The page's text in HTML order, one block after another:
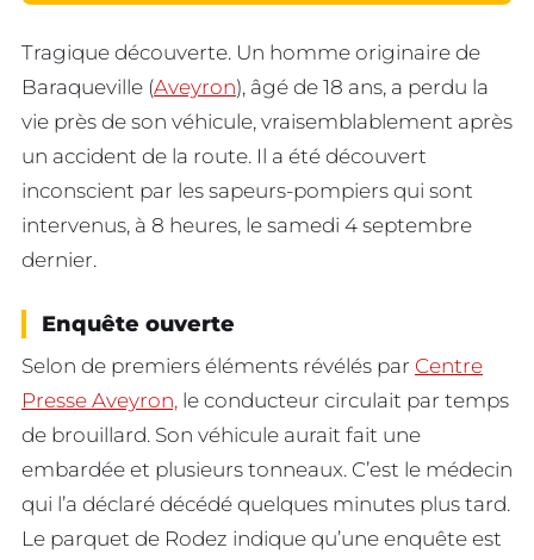
Tragique découverte. Un homme originaire de
Baraqueville (Aveyron), âgé de 18 ans, a perdu la
vie près de son véhicule, vraisemblablement après
un accident de la route. Il a été découvert
inconscient par les sapeurs-pompiers qui sont
intervenus, à 8 heures, le samedi 4 septembre
dernier.
Enquête ouverte
Selon de premiers éléments révélés par Centre
Presse Aveyron, le conducteur circulait par temps
de brouillard. Son véhicule aurait fait une
embardée et plusieurs tonneaux. C’est le médecin
qui l’a déclaré décédé quelques minutes plus tard.
Le parquet de Rodez indique qu’une enquête est